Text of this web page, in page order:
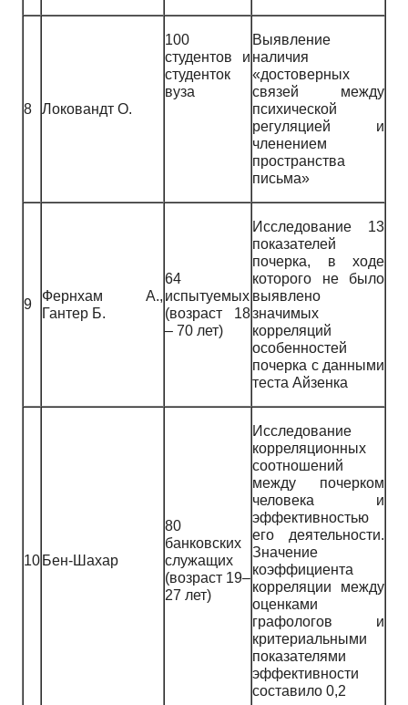
8 Локовандт О.
100
студентов и
студенток
вуза
Выявление
наличия
«достоверных
связей между
психической
регуляцией и
членением
пространства
письма»
9
Фернхам А.,
Гантер Б.
64
испытуемых
(возраст 18
– 70 лет)
Исследование 13
показателей
почерка, в ходе
которого не было
выявлено
значимых
корреляций
особенностей
почерка с данными
теста Айзенка
10 Бен-Шахар
80
банковских
служащих
(возраст 19–
27 лет)
Исследование
корреляционных
соотношений
между почерком
человека и
эффективностью
его деятельности.
Значение
коэффициента
корреляции между
оценками
графологов и
критериальными
показателями
эффективности
составило 0,2